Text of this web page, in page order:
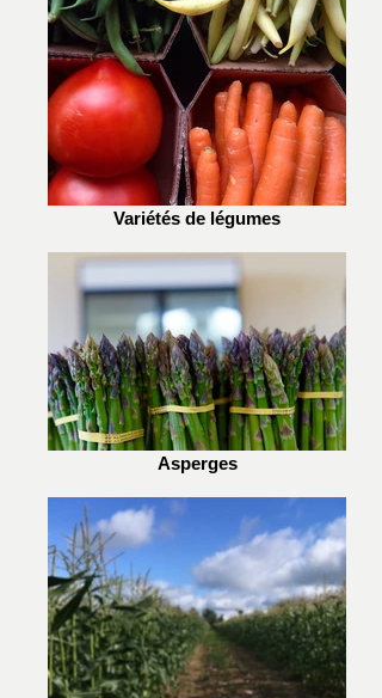
Variétés de légumes
Asperges